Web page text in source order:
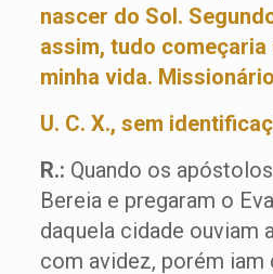
nascer do Sol.
assim, tudo começaria
minha vida.
U. C. X., sem
R.: Quando os
Bereia e pregaram o
daquela cidade ouviam
com avidez, porém iam